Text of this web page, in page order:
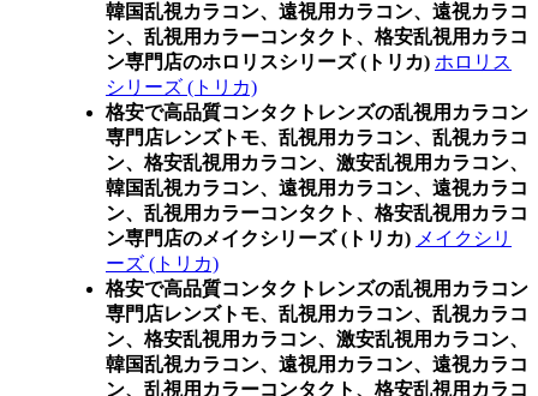
韓国乱視カラコン、遠視用カラコン、遠視カラコ
ン、乱視用カラーコンタクト、格安乱視用カラコ
ン専門店のホロリスシリーズ (トリカ) ホロリス
シリーズ (トリカ)
格安で高品質コンタクトレンズの乱視用カラコン
専門店レンズトモ、乱視用カラコン、乱視カラコ
ン、格安乱視用カラコン、激安乱視用カラコン、
韓国乱視カラコン、遠視用カラコン、遠視カラコ
ン、乱視用カラーコンタクト、格安乱視用カラコ
ン専門店のメイクシリーズ (トリカ) メイクシリ
ーズ (トリカ)
格安で高品質コンタクトレンズの乱視用カラコン
専門店レンズトモ、乱視用カラコン、乱視カラコ
ン、格安乱視用カラコン、激安乱視用カラコン、
韓国乱視カラコン、遠視用カラコン、遠視カラコ
ン、乱視用カラーコンタクト、格安乱視用カラコ